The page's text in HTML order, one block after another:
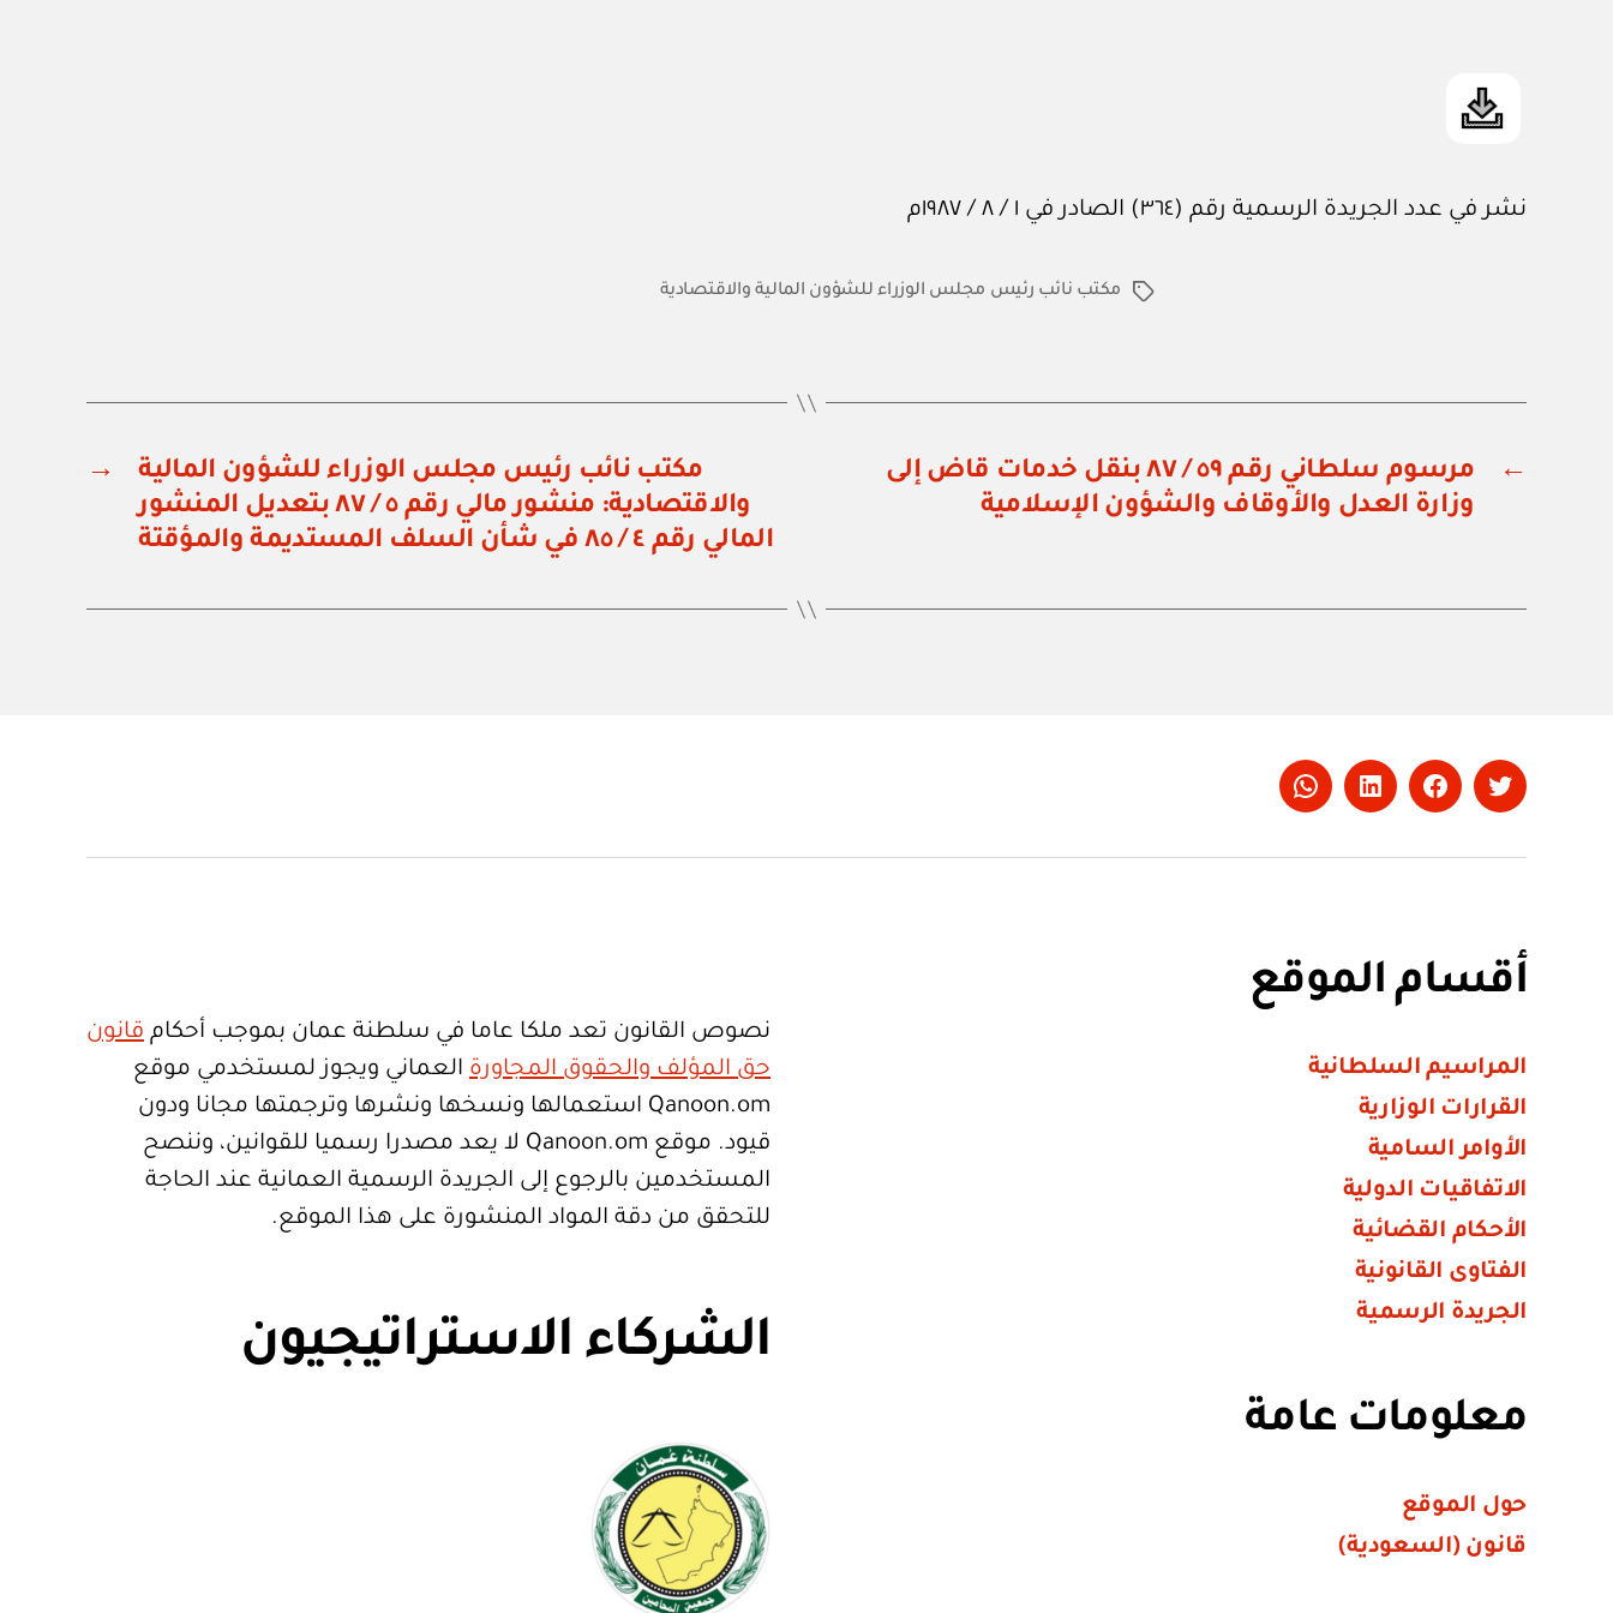
نشر في عدد الجريدة الرسمية رقم (٣٦٤) الصادر في ١ / ٨ / ١٩٨٧م
الوسوممكتب نائب رئيس مجلس الوزراء للشؤون المالية والاقتصادية
←
مرسوم سلطاني رقم ٥٩ / ٨٧ بنقل خدمات قاض إلى
وزارة العدل والأوقاف والشؤون الإسلامية
→
مكتب نائب رئيس مجلس الوزراء للشؤون المالية
والاقتصادية: منشور مالي رقم ٥ / ٨٧ بتعديل المنشور
المالي رقم ٤ / ٨٥ في شأن السلف المستديمة والمؤقتة
Twitter
Facebook
LinkedIn
Whatsapp
أقسام الموقع
المراسيم السلطانية
القرارات الوزارية
الأوامر السامية
الاتفاقيات الدولية
الأحكام القضائية
الفتاوى القانونية
الجريدة الرسمية
معلومات عامة
حول الموقع
قانون (السعودية)
نصوص القانون تعد ملكا عاما في سلطنة عمان بموجب أحكام قانون
حق المؤلف والحقوق المجاورة العماني ويجوز لمستخدمي موقع
Qanoon.om استعمالها ونسخها ونشرها وترجمتها مجانا ودون
قيود. موقع Qanoon.om لا يعد مصدرا رسميا للقوانين، وننصح
المستخدمين بالرجوع إلى الجريدة الرسمية العمانية عند الحاجة
للتحقق من دقة المواد المنشورة على هذا الموقع.
الشركاء الاستراتيجيون